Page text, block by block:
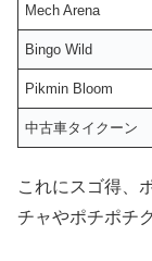
Mech Arena
Bingo Wild
Pikmin Bloom
中古車タイクーン
これにスゴ得、
チャやポチポチ